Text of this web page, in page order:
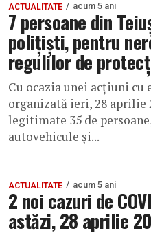
ACTUALITATE acum 5 ani
7 persoane din
polițiști, pentru
regulilor de
Cu ocazia unei acțiuni
organizată ieri, 28 aprilie
legitimate 35 de
autovehicule și...
ACTUALITATE acum 5 ani
2 noi cazuri de
astăzi, 28 aprilie